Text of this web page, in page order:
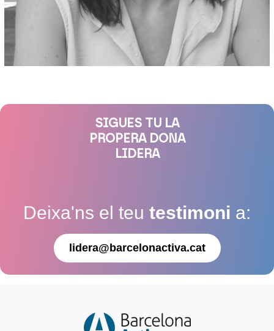
SIGUES TU LA
PROPERA DONA
LIDERA
Deixa'ns el teu testimoni a:
lidera@barcelonactiva.cat